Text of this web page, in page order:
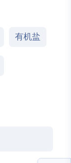
有机盐